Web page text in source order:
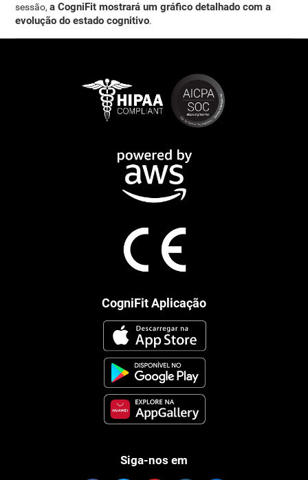
sessão,a CogniFit mostrará um gráfico detalhado com a
evolução do estado cognitivo.
CogniFit Aplicação
Siga-nos em